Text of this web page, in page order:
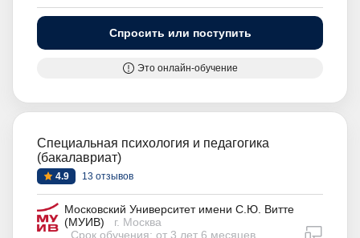
Спросить или поступить
Это онлайн-обучение
Специальная психология и педагогика
(бакалавриат)
4.9 13 отзывов
Московский Университет имени С.Ю. Витте
(МУИВ)
г. Москва
Срок обучения: от 3 лет 6 месяцев